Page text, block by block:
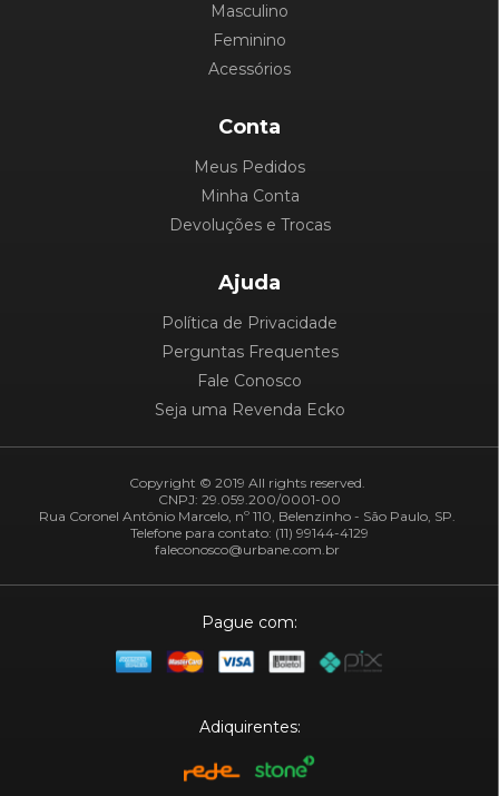
Masculino
Feminino
Acessórios
Conta
Meus Pedidos
Minha Conta
Devoluções e Trocas
Ajuda
Política de Privacidade
Perguntas Frequentes
Fale Conosco
Seja uma Revenda Ecko
Copyright © 2019 All rights reserved.
CNPJ: 29.059.200/0001-00
Rua Coronel Antônio Marcelo, nº 110, Belenzinho - São Paulo, SP.
Telefone para contato: (11) 99144-4129
faleconosco@urbane.com.br
Pague com:
Adiquirentes: